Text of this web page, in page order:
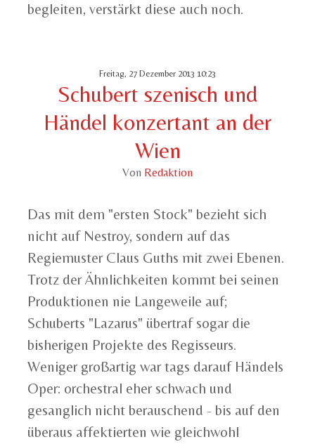
begleiten, verstärkt diese auch noch.
Freitag, 27 Dezember 2013 10:23
Schubert szenisch und
Händel konzertant an der
Wien
Von Redaktion
Das mit dem "ersten Stock" bezieht sich
nicht auf Nestroy, sondern auf das
Regiemuster Claus Guths mit zwei Ebenen.
Trotz der Ähnlichkeiten kommt bei seinen
Produktionen nie Langeweile auf;
Schuberts "Lazarus" übertraf sogar die
bisherigen Projekte des Regisseurs.
Weniger großartig war tags darauf Händels
Oper: orchestral eher schwach und
gesanglich nicht berauschend - bis auf den
überaus affektierten wie gleichwohl